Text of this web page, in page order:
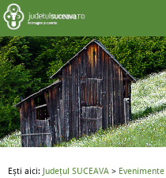
Ești aici: Județul SUCEAVA > Evenimente